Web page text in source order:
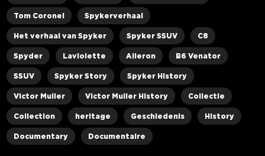
Tom Coronel Spykerverhaal
Het verhaal van Spyker Spyker SSUV C8
Spyder Laviolette Aileron B6 Venator
SSUV Spyker Story Spyker History
Victor Muller Victor Muller History Collectie
Collection heritage Geschiedenis History
Documentary Documentaire